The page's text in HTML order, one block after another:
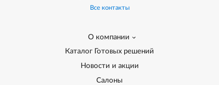
Все контакты
О компании
Каталог Готовых решений
Новости и акции
Салоны